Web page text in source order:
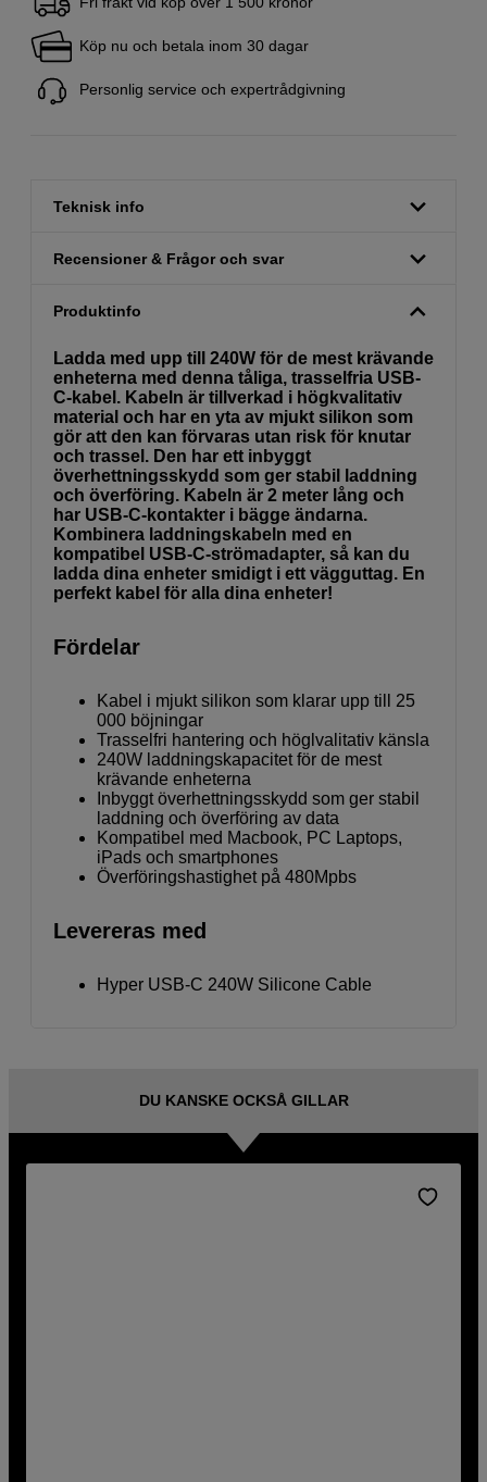
Köp nu och betala inom 30 dagar
Personlig service och expertrådgivning
Teknisk info
Recensioner & Frågor och svar
Produktinfo
Ladda med upp till 240W för de mest krävande
enheterna med denna tåliga, trasselfria USB-
C-kabel. Kabeln är tillverkad i högkvalitativ
material och har en yta av mjukt silikon som
gör att den kan förvaras utan risk för knutar
och trassel. Den har ett inbyggt
överhettningsskydd som ger stabil laddning
och överföring. Kabeln är 2 meter lång och
har USB-C-kontakter i bägge ändarna.
Kombinera laddningskabeln med en
kompatibel USB-C-strömadapter, så kan du
ladda dina enheter smidigt i ett vägguttag. En
perfekt kabel för alla dina enheter!
Fördelar
Kabel i mjukt silikon som klarar upp till 25
000 böjningar
Trasselfri hantering och höglvalitativ känsla
240W laddningskapacitet för de mest
krävande enheterna
Inbyggt överhettningsskydd som ger stabil
laddning och överföring av data
Kompatibel med Macbook, PC Laptops,
iPads och smartphones
Överföringshastighet på 480Mpbs
Levereras med
Hyper USB-C 240W Silicone Cable
DU KANSKE OCKSÅ GILLAR